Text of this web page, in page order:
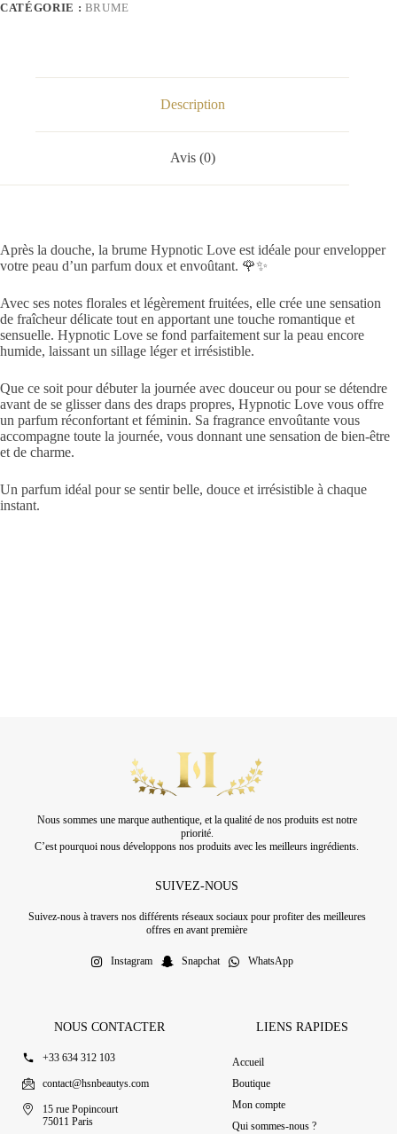
CATÉGORIE : BRUME
Description
Avis (0)
Après la douche, la brume Hypnotic Love est idéale pour envelopper
votre peau d’un parfum doux et envoûtant. 🌹✨
Avec ses notes florales et légèrement fruitées, elle crée une sensation
de fraîcheur délicate tout en apportant une touche romantique et
sensuelle. Hypnotic Love se fond parfaitement sur la peau encore
humide, laissant un sillage léger et irrésistible.
Que ce soit pour débuter la journée avec douceur ou pour se détendre
avant de se glisser dans des draps propres, Hypnotic Love vous offre
un parfum réconfortant et féminin. Sa fragrance envoûtante vous
accompagne toute la journée, vous donnant une sensation de bien-être
et de charme.
Un parfum idéal pour se sentir belle, douce et irrésistible à chaque
instant.
Nous sommes une marque authentique, et la qualité de nos produits est notre
priorité.
C’est pourquoi nous développons nos produits avec les meilleurs ingrédients.
SUIVEZ-NOUS
Suivez-nous à travers nos différents réseaux sociaux pour profiter des meilleures
offres en avant première
Instagram Snapchat WhatsApp
NOUS CONTACTER
+33 634 312 103
contact@hsnbeautys.com
15 rue Popincourt
75011 Paris
LIENS RAPIDES
Accueil
Boutique
Mon compte
Qui sommes-nous ?